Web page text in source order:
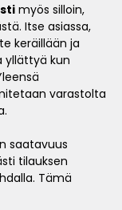
myös silloin,
Itse asiassa,
keräillään ja
yllättyä kun
varastolta
saatavuus
tilauksen
Tämä